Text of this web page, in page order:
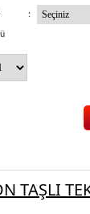
:
TAŞLI